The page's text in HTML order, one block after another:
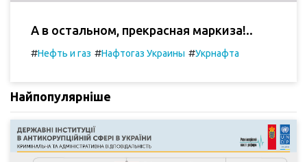
А в остальном, прекрасная маркиза!..
#Нефть и газ #Нафтогаз Украины #Укрнафта
Найпопулярніше